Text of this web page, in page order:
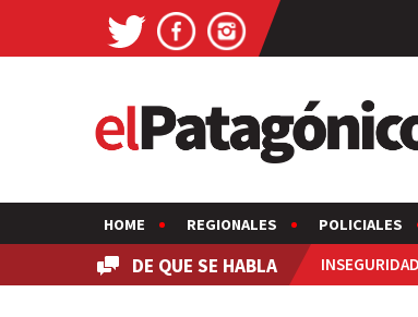
HOME REGIONALES POLICIALES
DE QUE SE HABLA INSEGURIDAD